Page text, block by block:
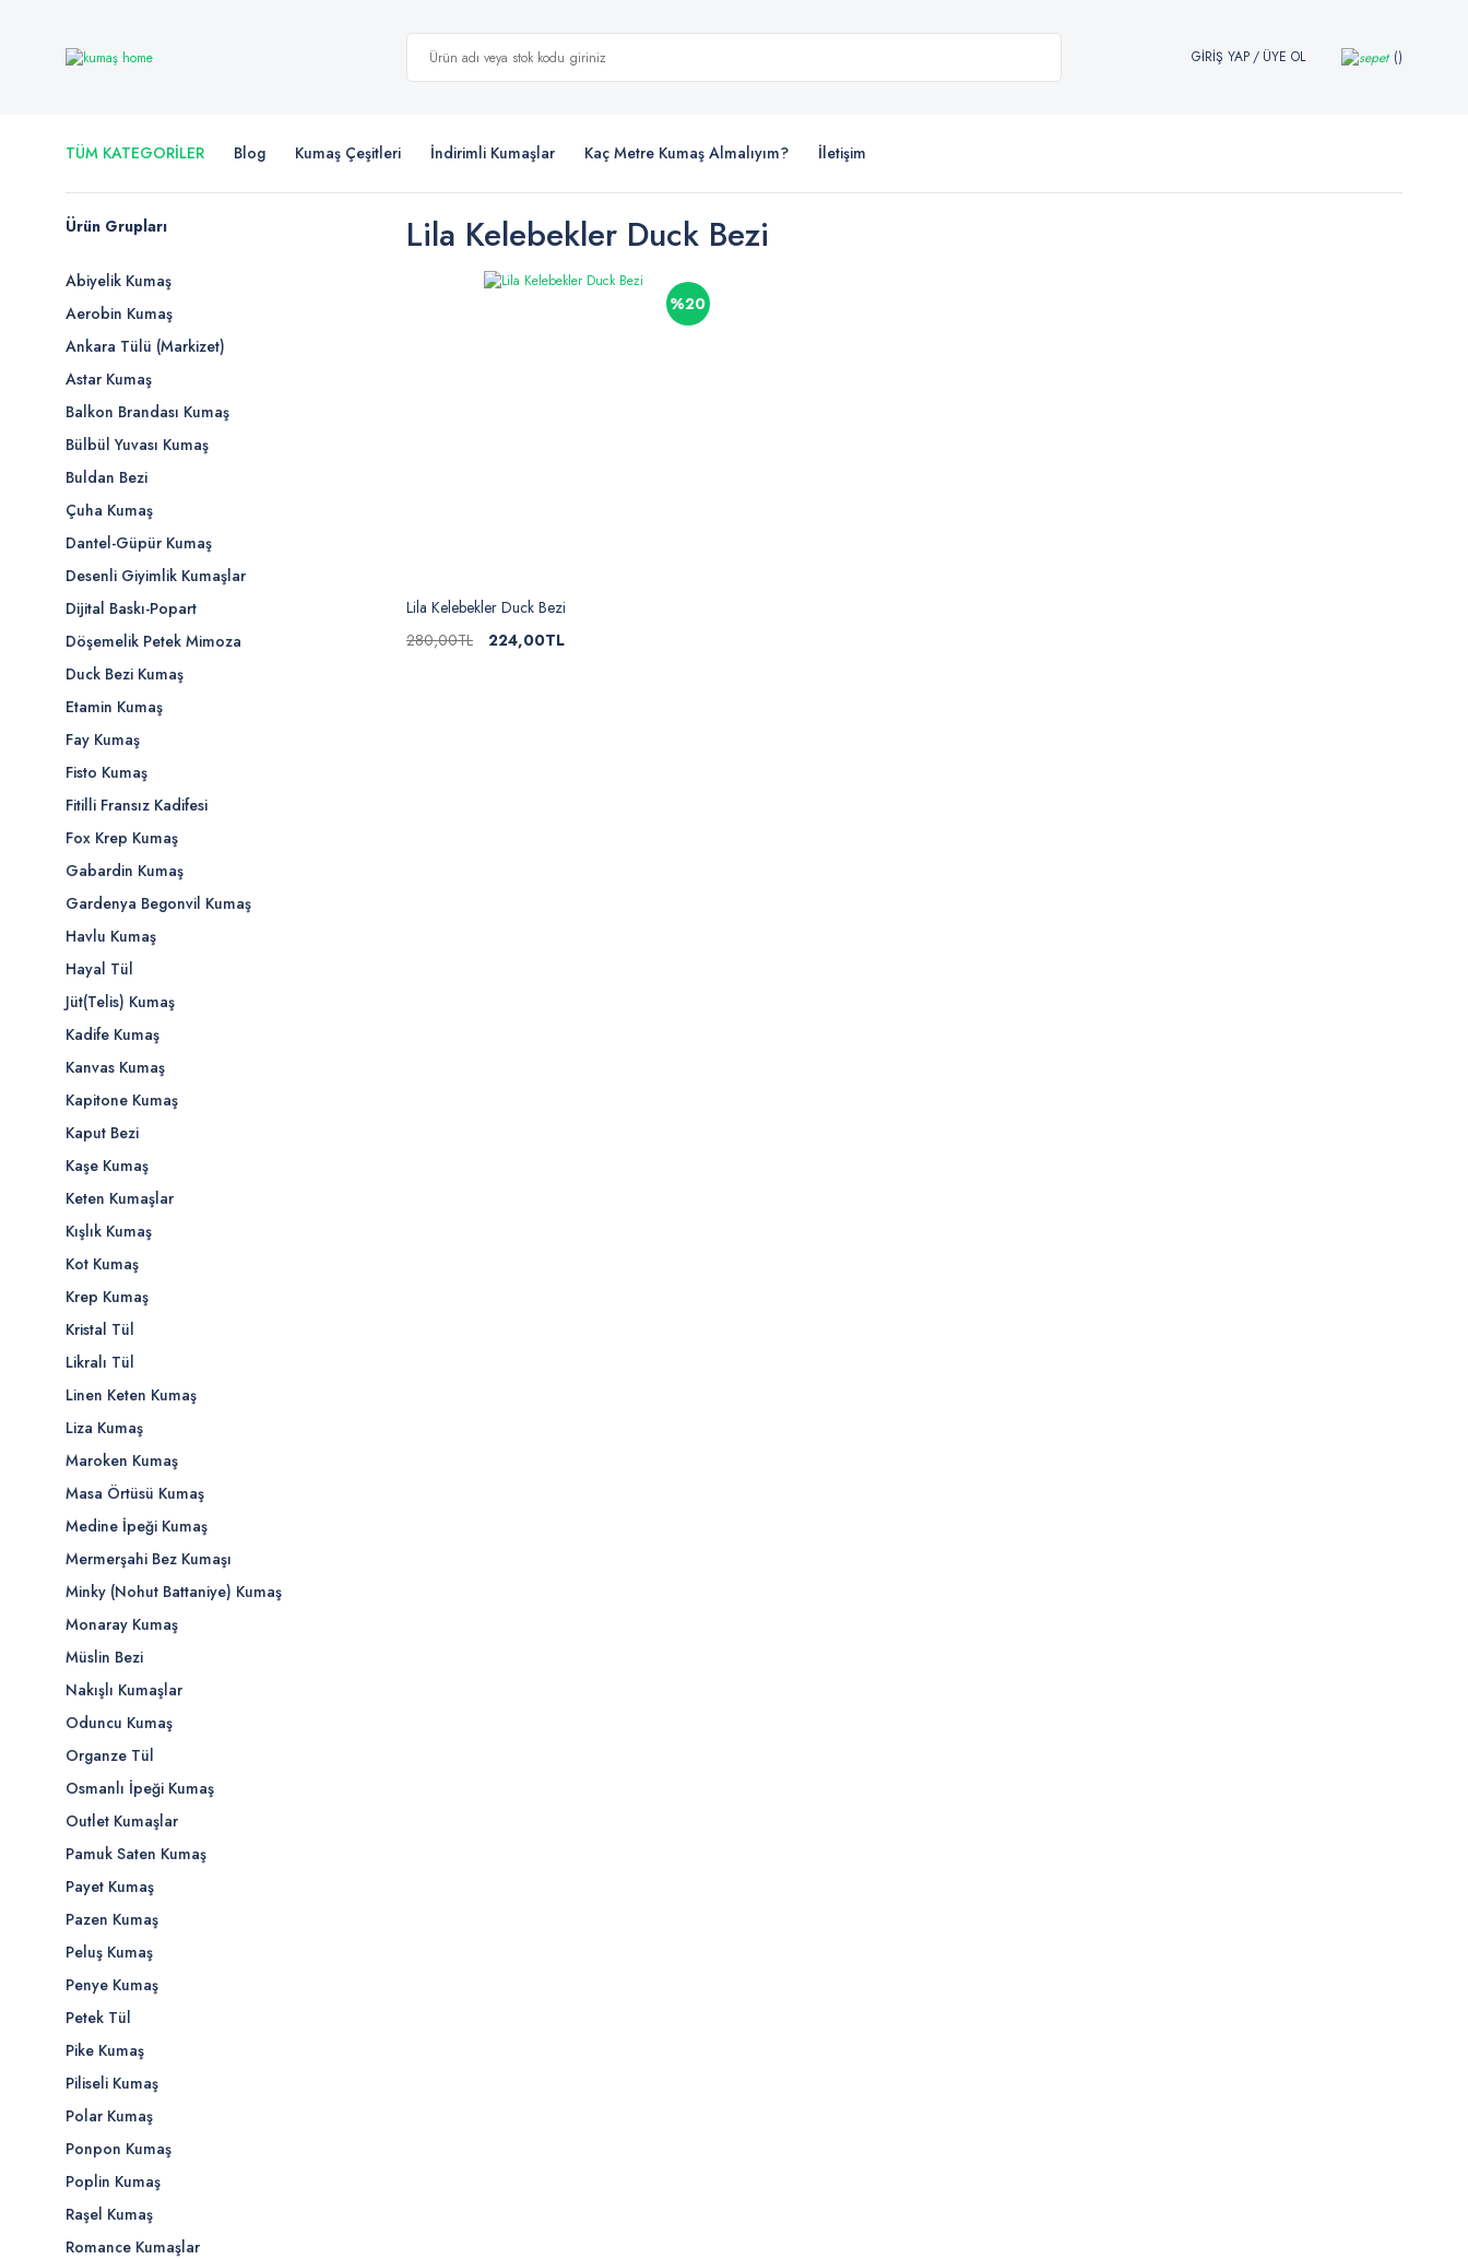
GİRİŞ YAP/ ÜYE OL
TÜM KATEGORİLER Blog Kumaş Çeşitleri İndirimli Kumaşlar Kaç Metre Kumaş Almalıyım? İletişim
Ürün Grupları
Abiyelik Kumaş
Aerobin Kumaş
Ankara Tülü (Markizet)
Astar Kumaş
Balkon Brandası Kumaş
Bülbül Yuvası Kumaş
Buldan Bezi
Çuha Kumaş
Dantel-Güpür Kumaş
Desenli Giyimlik Kumaşlar
Dijital Baskı-Popart
Döşemelik Petek Mimoza
Duck Bezi Kumaş
Etamin Kumaş
Fay Kumaş
Fisto Kumaş
Fitilli Fransız Kadifesi
Fox Krep Kumaş
Gabardin Kumaş
Gardenya Begonvil Kumaş
Havlu Kumaş
Hayal Tül
Jüt(Telis) Kumaş
Kadife Kumaş
Kanvas Kumaş
Kapitone Kumaş
Kaput Bezi
Kaşe Kumaş
Keten Kumaşlar
Kışlık Kumaş
Kot Kumaş
Krep Kumaş
Kristal Tül
Likralı Tül
Linen Keten Kumaş
Liza Kumaş
Maroken Kumaş
Masa Örtüsü Kumaş
Medine İpeği Kumaş
Mermerşahi Bez Kumaşı
Minky (Nohut Battaniye) Kumaş
Monaray Kumaş
Müslin Bezi
Nakışlı Kumaşlar
Oduncu Kumaş
Organze Tül
Osmanlı İpeği Kumaş
Outlet Kumaşlar
Pamuk Saten Kumaş
Payet Kumaş
Pazen Kumaş
Peluş Kumaş
Penye Kumaş
Petek Tül
Pike Kumaş
Piliseli Kumaş
Polar Kumaş
Ponpon Kumaş
Poplin Kumaş
Raşel Kumaş
Romance Kumaşlar
Lila Kelebekler Duck Bezi
%20
Lila Kelebekler Duck Bezi
280,00TL
224,00TL